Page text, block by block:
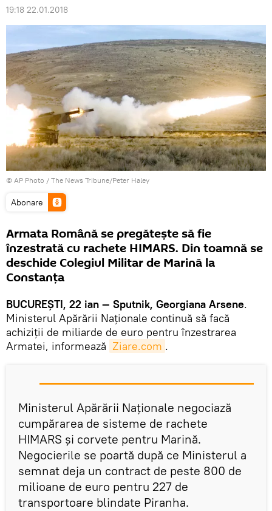
19:18 22.01.2018
© AP Photo / The News Tribune/Peter Haley
Abonare
Armata Română se pregăteşte să fie
înzestrată cu rachete HIMARS. Din toamnă se
deschide Colegiul Militar de Marină la
Constanţa
BUCUREŞTI, 22 ian — Sputnik, Georgiana Arsene.
Ministerul Apărării Naţionale continuă să facă
achiziţii de miliarde de euro pentru înzestrarea
Armatei, informează Ziare.com .
Ministerul Apărării Naţionale negociază
cumpărarea de sisteme de rachete
HIMARS şi corvete pentru Marină.
Negocierile se poartă după ce Ministerul a
semnat deja un contract de peste 800 de
milioane de euro pentru 227 de
transportoare blindate Piranha.